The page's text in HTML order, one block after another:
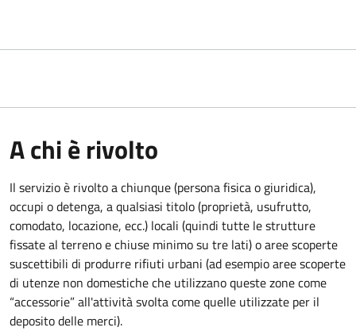
A chi è rivolto
Il servizio è rivolto a chiunque (persona fisica o giuridica),
occupi o detenga, a qualsiasi titolo (proprietà, usufrutto,
comodato, locazione, ecc.) locali (quindi tutte le strutture
fissate al terreno e chiuse minimo su tre lati) o aree scoperte
suscettibili di produrre rifiuti urbani (ad esempio aree scoperte
di utenze non domestiche che utilizzano queste zone come
“accessorie” all'attività svolta come quelle utilizzate per il
deposito delle merci).